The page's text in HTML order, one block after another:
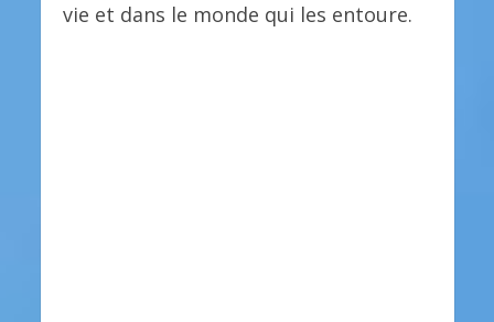
vie et dans le monde qui les entoure.